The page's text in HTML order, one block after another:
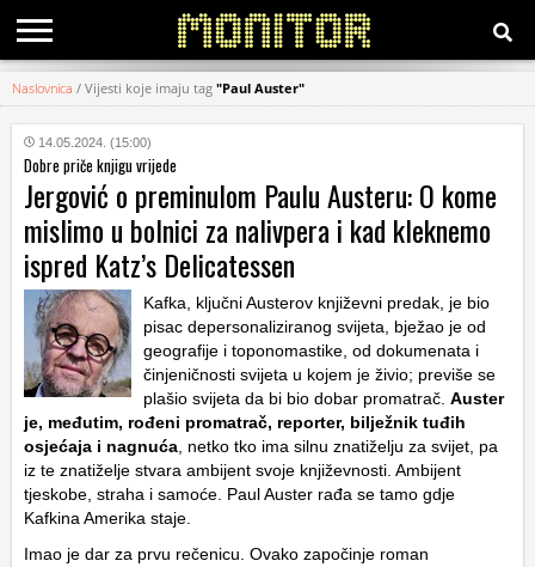
KATEGORIJE
HRVATSKI
WEB
Naslovnica / Vijesti koje imaju tag "Paul Auster"
14.05.2024. (15:00)
Dobre priče knjigu vrijede
Jergović o preminulom Paulu Austeru: O kome
mislimo u bolnici za nalivpera i kad kleknemo
ispred Katz’s Delicatessen
Kafka, ključni Austerov književni predak, je bio
pisac depersonaliziranog svijeta, bježao je od
geografije i toponomastike, od dokumenata i
činjeničnosti svijeta u kojem je živio; previše se
plašio svijeta da bi bio dobar promatrač. Auster
je, međutim, rođeni promatrač, reporter, bilježnik tuđih
osjećaja i nagnuća , netko tko ima silnu znatiželju za svijet, pa
iz te znatiželje stvara ambijent svoje književnosti. Ambijent
tjeskobe, straha i samoće. Paul Auster rađa se tamo gdje
Kafkina Amerika staje.
Imao je dar za prvu rečenicu. Ovako započinje roman